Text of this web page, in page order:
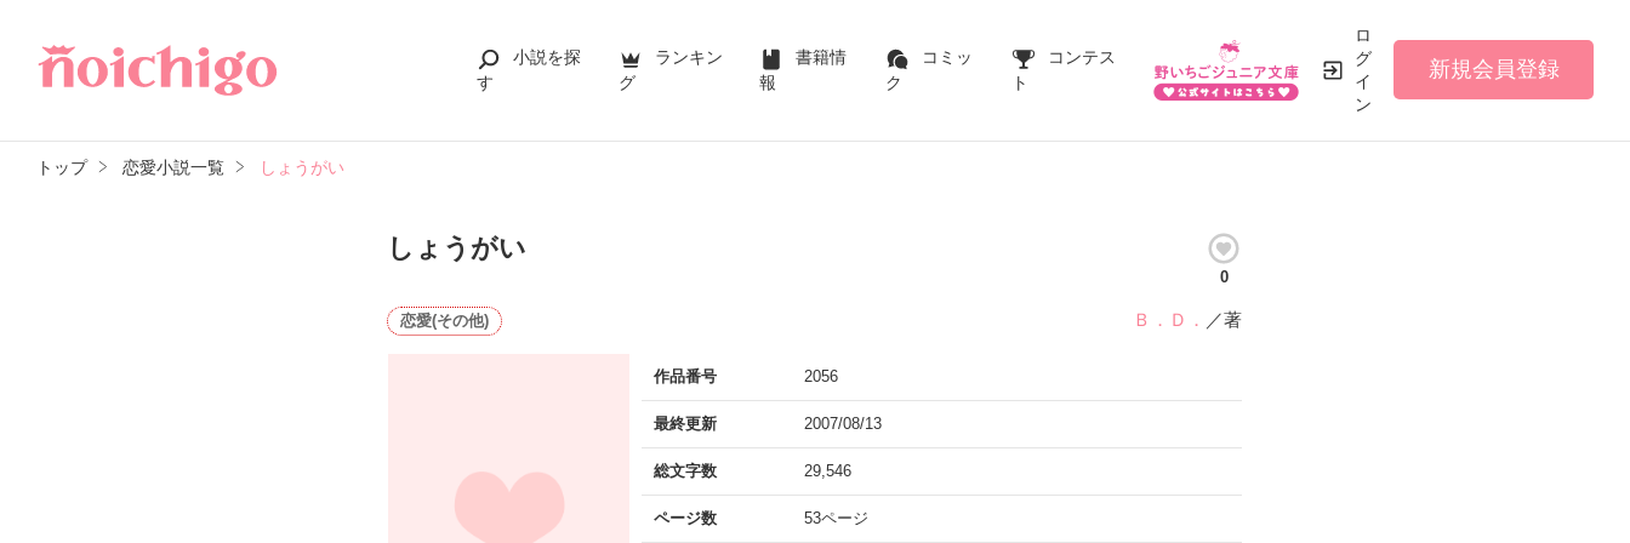
小説を探
す
ランキン
グ
書籍情
報
コミッ
ク
コンテス
ト
ロ
グ
イ
ン
新規会員登録
トップ 恋愛小説一覧 しょうがい
しょうがい
0
恋愛(その他) Ｂ．Ｄ． ／著
作品番号 2056
最終更新 2007/08/13
総文字数 29,546
ページ数 53ページ